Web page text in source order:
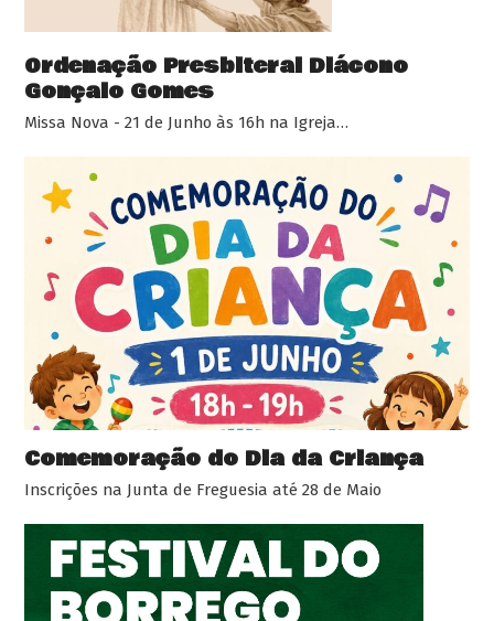
Ordenação Presbiteral Diácono
Gonçalo Gomes
Missa Nova - 21 de Junho às 16h na Igreja…
Comemoração do Dia da Criança
Inscrições na Junta de Freguesia até 28 de Maio